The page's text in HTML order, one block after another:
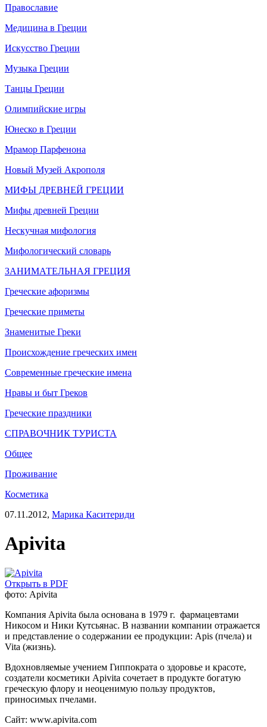
Православие
Медицина в Греции
Искусство Греции
Музыка Греции
Танцы Греции
Олимпийские игры
Юнеско в Греции
Мрамор Парфенона
Новый Музей Акрополя
МИФЫ ДРЕВНЕЙ ГРЕЦИИ
Мифы древней Греции
Нескучная мифология
Мифологический словарь
ЗАНИМАТЕЛЬНАЯ ГРЕЦИЯ
Греческие афоризмы
Греческие приметы
Знаменитые Греки
Происхождение греческих имен
Современные греческие имена
Нравы и быт Греков
Греческие праздники
СПРАВОЧНИК ТУРИСТА
Общее
Проживание
Косметика
07.11.2012, Марика Каситериди
Apivita
Открыть в PDF
фото: Apivita
Компания Apivita была основана в 1979 г. фармацевтами
Никосом и Ники Кутсьянас. В названии компании отражается
и представление о содержании ее продукции: Apis (пчела) и
Vita (жизнь).
Вдохновляемые учением Гиппократа о здоровье и красоте,
создатели косметики Apivita сочетает в продукте богатую
греческую флору и неоценимую пользу продуктов,
приносимых пчелами.
Сайт: www.apivita.com